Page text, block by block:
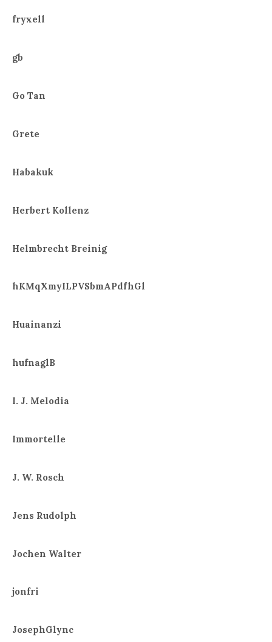
fryxell
gb
Go Tan
Grete
Habakuk
Herbert Kollenz
Helmbrecht Breinig
hKMqXmyILPVSbmAPdfhGl
Huainanzi
hufnaglB
I. J. Melodia
Immortelle
J. W. Rosch
Jens Rudolph
Jochen Walter
jonfri
JosephGlync